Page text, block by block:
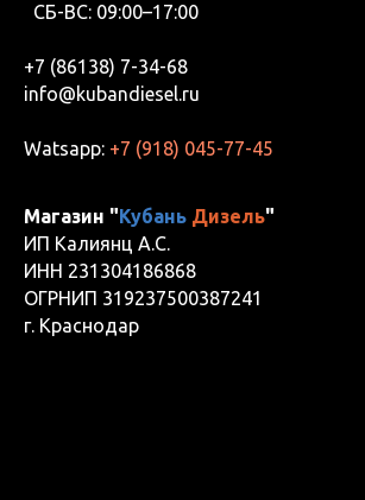
СБ-ВС: 09:00–17:00
+7 (86138) 7-34-68
info@kubandiesel.ru
Watsapp: +7 (918) 045-77-45
Магазин "Кубань Дизель"
ИП Калиянц А.С.
ИНН 231304186868
ОГРНИП 319237500387241
г. Краснодар